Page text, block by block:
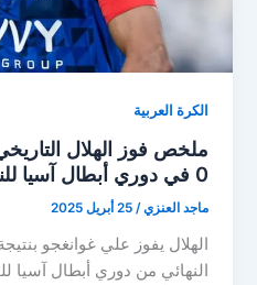
الكرة العربية
0 في دوري أبطال آسيا للنخبة
ماجد العنزي/25 أبريل 2025
الهلال يفوز علي غوانغجو
النهائي من دوري أبطال آسيا